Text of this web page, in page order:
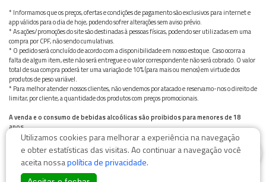
* Informamos que os preços, ofertas e condições de pagamento são exclusivos para internet e
app válidos para o dia de hoje, podendo sofrer alterações sem aviso prévio.
* As ações/promoções do site são destinadas à pessoas físicas, podendo ser utilizadas em uma
compra por CPF, não sendo cumulativas.
* O pedido será concluído de acordo com a disponibilidade em nosso estoque. Caso ocorra a
falta de algum item, este não será entregue e o valor correspondente não será cobrado. O valor
total de sua compra poderá ter uma variação de 10% (para mais ou menos) em virtude dos
produtos de peso variável.
* Para melhor atender nossos clientes, não vendemos por atacado e reservamo-nos o direito de
limitar, por cliente, a quantidade dos produtos com preços promocionais.
A venda e o consumo de bebidas alcoólicas são proibidos para menores de 18
anos.
Bebida alcoólica pode causar dependência química e, em excesso, provoca graves males à saúde.
Beba com moderação
Utilizamos cookies para melhorar a experiência na navegação
e obter estatísticas das visitas. Ao continuar a navegação você
aceita nossapolítica de privacidade.